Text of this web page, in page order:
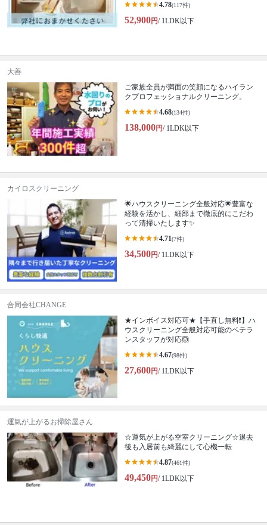
4.78(117件)
52,900円/ 1LDK以下
大善
ご家族全員が満面の笑顔になるハイラン
クプロフェッショナルクリーニング。
4.68(134件)
138,000円/ 1LDK以下
カイロスクリーニング
🌟ハウスクリーニング全般対応🌟豊富な
経験を活かし、細部まで徹底的にこだわ
って清掃いたします✨
4.71(7件)
34,500円/ 1LDK以下
合同会社CHANGE
★インボイス対応可★【手直し無料❗️】ハ
ウスクリーニング全般対応可能のベテラ
ンスタッフが対応🙆
4.67(98件)
27,600円/ 1LDK以下
運氣が上がるお掃除屋さん
☆運気が上がる空室クリーニング☆退去
後も入居前も綺麗にして心機一転
4.87(461件)
49,450円/ 1LDK以下